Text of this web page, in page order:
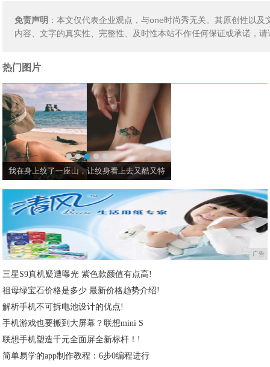
免责声明 ：本文仅代表企业观点，与one时尚秀无关。其原创性以
内容、文字的真实性、完整性、及时性本站不作任何保证或承诺，
热门图片
我在身上纹了一座山，让纹身看上去又酷又特
广告
三星S9真机疑遭曝光 紫色款颜值有点高!
祖母绿宝石价格是多少 最新价格趋势介绍!
解析手机不可拆电池设计的优点!
手机游戏也要搬到大屏幕？联想mini S
联想手机塑造千元全面屏全新标杆！!
简单易学的app制作教程：6步0编程进行